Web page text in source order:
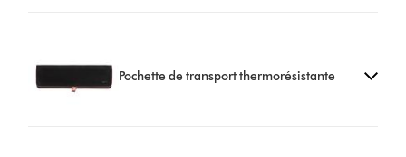
Pochette de transport thermorésistante